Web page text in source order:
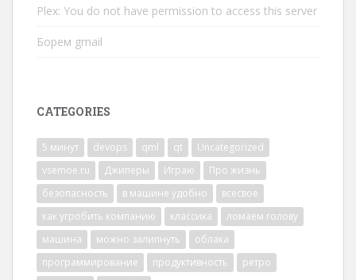
Plex: You do not have permission to access this server
Борем gmail
CATEGORIES
5 минут devops qml qt
Uncategorized
vsemoe.ru
Джиперы Играю
Про жизнь
безопасность
в машине удобно
всесвое
как угробить компанию
классика
ломаем голову
машина
можно залипнуть
облака
программирование
продуктивность
ретро